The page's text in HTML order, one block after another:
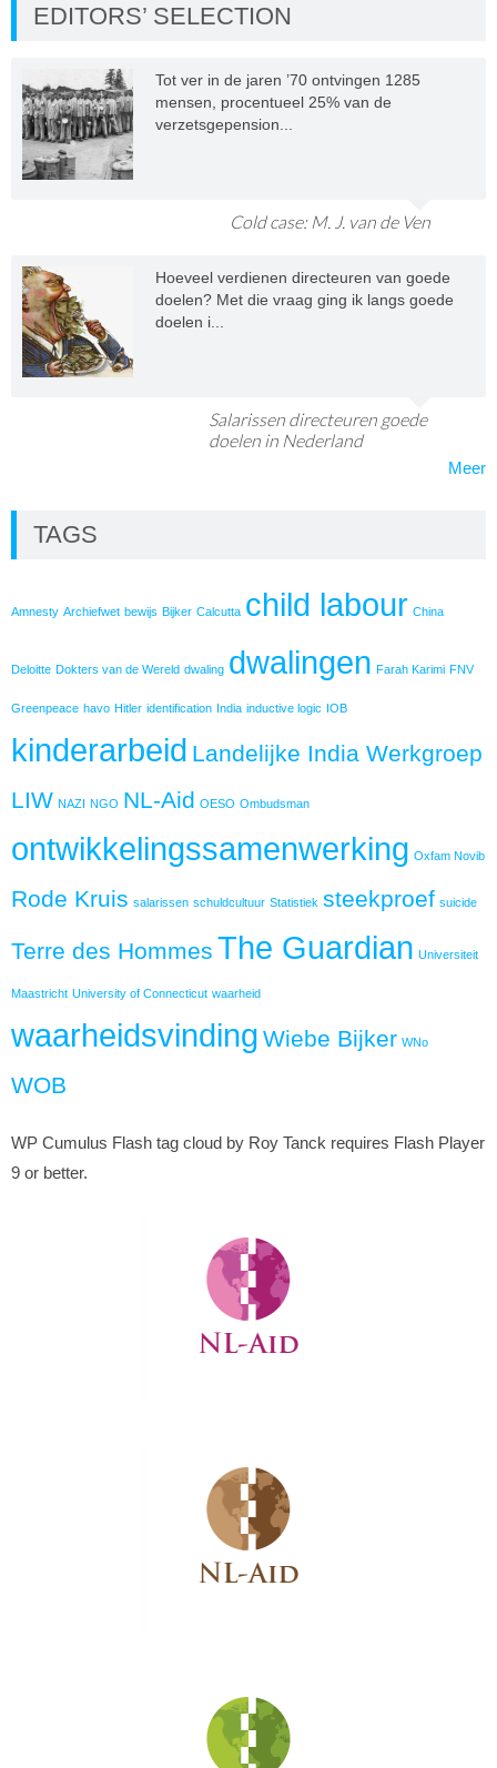
EDITORS’ SELECTION
Tot ver in de jaren ’70 ontvingen 1285
mensen, procentueel 25% van de
verzetsgepension...
Cold case: M. J. van de Ven
Hoeveel verdienen directeuren van goede
doelen? Met die vraag ging ik langs goede
doelen i...
Salarissen directeuren goede
doelen in Nederland
Meer
TAGS
Amnesty Archiefwet bewijs Bijker Calcutta child labour China
Deloitte Dokters van de Wereld dwaling dwalingen Farah Karimi FNV
Greenpeace havo Hitler identification India inductive logic IOB
kinderarbeid Landelijke India Werkgroep
LIW NAZI NGO NL-Aid OESO Ombudsman
ontwikkelingssamenwerking Oxfam Novib
Rode Kruis salarissen schuldcultuur Statistiek steekproef suicide
Terre des Hommes The Guardian Universiteit
Maastricht University of Connecticut waarheid
waarheidsvinding Wiebe Bijker WNo
WOB
WP Cumulus Flash tag cloud by Roy Tanck requires Flash Player
9 or better.